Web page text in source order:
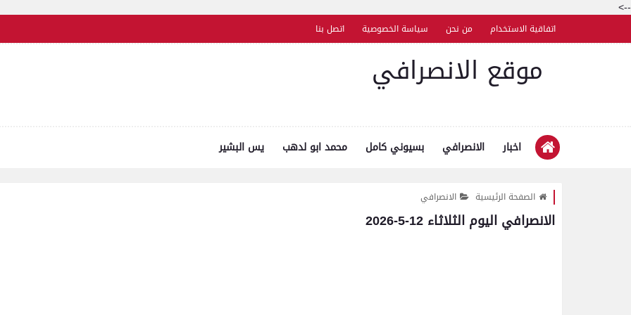
-->
اتفاقية الاستخدام من نحن سياسة الخصوصية اتصل بنا
موقع الانصرافي
اخبار الانصرافي بسيوني كامل محمد ابو لدهب يس البشير
الصفحة الرئيسية الانصرافي
الانصرافي اليوم الثلاثاء 12-5-2026